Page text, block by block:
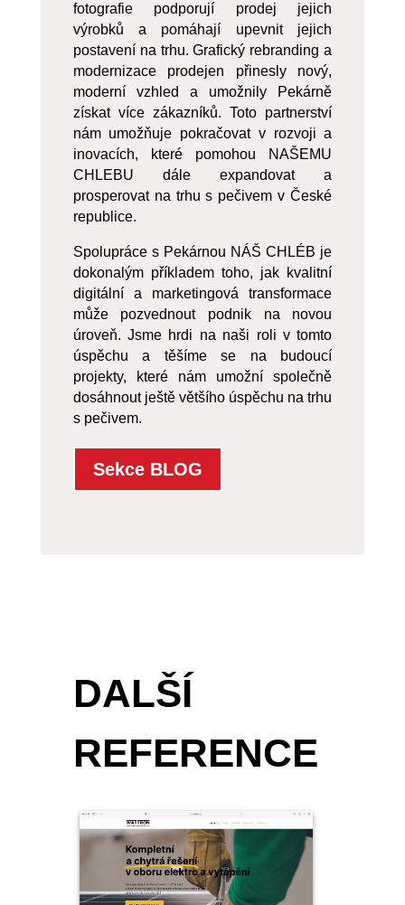
fotografie podporují prodej jejich
výrobků a pomáhají upevnit jejich
postavení na trhu. Grafický rebranding a
modernizace prodejen přinesly nový,
moderní vzhled a umožnily Pekárně
získat více zákazníků. Toto partnerství
nám umožňuje pokračovat v rozvoji a
inovacích, které pomohou NAŠEMU
CHLEBU dále expandovat a
prosperovat na trhu s pečivem v České
republice.
Spolupráce s Pekárnou NÁŠ CHLÉB je
dokonalým příkladem toho, jak kvalitní
digitální a marketingová transformace
může pozvednout podnik na novou
úroveň. Jsme hrdi na naši roli v tomto
úspěchu a těšíme se na budoucí
projekty, které nám umožní společně
dosáhnout ještě většího úspěchu na trhu
s pečivem.
Sekce BLOG
DALŠÍ
REFERENCE